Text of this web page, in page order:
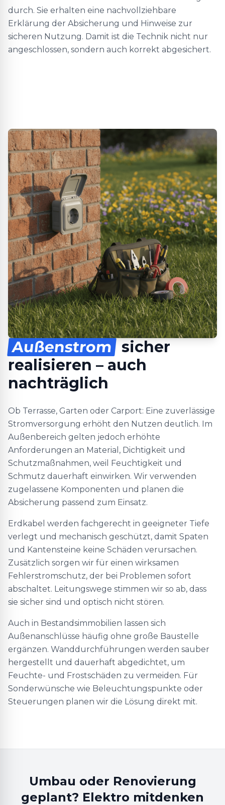
durch. Sie erhalten eine nachvollziehbare
Erklärung der Absicherung und Hinweise zur
sicheren Nutzung. Damit ist die Technik nicht nur
angeschlossen, sondern auch korrekt abgesichert.
Außenstrom sicher
realisieren – auch
nachträglich
Ob Terrasse, Garten oder Carport: Eine zuverlässige
Stromversorgung erhöht den Nutzen deutlich. Im
Außenbereich gelten jedoch erhöhte
Anforderungen an Material, Dichtigkeit und
Schutzmaßnahmen, weil Feuchtigkeit und
Schmutz dauerhaft einwirken. Wir verwenden
zugelassene Komponenten und planen die
Absicherung passend zum Einsatz.
Erdkabel werden fachgerecht in geeigneter Tiefe
verlegt und mechanisch geschützt, damit Spaten
und Kantensteine keine Schäden verursachen.
Zusätzlich sorgen wir für einen wirksamen
Fehlerstromschutz, der bei Problemen sofort
abschaltet. Leitungswege stimmen wir so ab, dass
sie sicher sind und optisch nicht stören.
Auch in Bestandsimmobilien lassen sich
Außenanschlüsse häufig ohne große Baustelle
ergänzen. Wanddurchführungen werden sauber
hergestellt und dauerhaft abgedichtet, um
Feuchte- und Frostschäden zu vermeiden. Für
Sonderwünsche wie Beleuchtungspunkte oder
Steuerungen planen wir die Lösung direkt mit.
Umbau oder Renovierung
geplant? Elektro mitdenken